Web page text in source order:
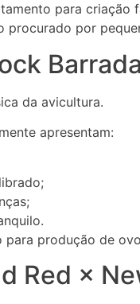
para criação
procurado por
da avicultura.
apresentam:
para produção de
Red ×